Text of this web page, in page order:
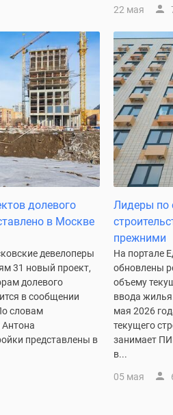
22 мая
долевого
в Москве
девелоперы
31 новый проект,
долевого
в сообщении
словам
Антона
представлены в
Лидеры по
прежними
На портале
обновлены
объему
ввода
мая 2026
текущего
занимает
в...
05 мая